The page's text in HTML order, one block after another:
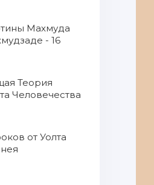
Махмуда
- 16
Теория
Человечества
от Уолта